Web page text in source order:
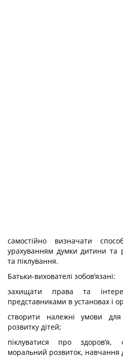
самостійно визначати
урахуванням думки дитини та
та піклування.
Батьки-вихователі зобов’язані:
захищати права та
представниками в установах і
створити належні умови для
розвитку дітей;
піклуватися про
моральний розвиток, навчання